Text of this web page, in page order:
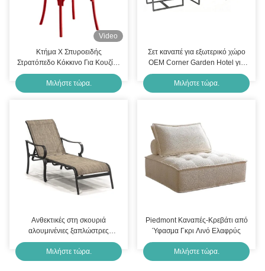
Video
Κτήμα X Σπυροειδής
Στρατόπεδο Κόκκινο Για Κουζίνα
Μπιστρό Προσαρμοσμένο
Μιλήστε τώρα.
Σετ καναπέ για εξωτερικό χώρο
OEM Corner Garden Hotel για
βεράντα 4 θέσεων
Μιλήστε τώρα.
Ανθεκτικές στη σκουριά
αλουμινένιες ξαπλώστρες
εξωτερικού χώρου με ύφασμα
που αναπνέει
Μιλήστε τώρα.
Piedmont Καναπές-Κρεβάτι από
Ύφασμα Γκρι Λινό Ελαφρύς
Μιλήστε τώρα.